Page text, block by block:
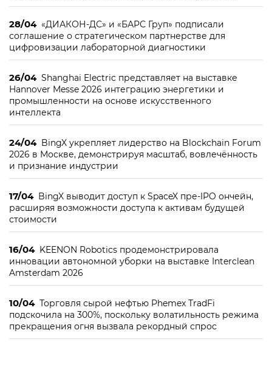
28/04 «ДИАКОН-ДС» и «БАРС Груп» подписали
соглашение о стратегическом партнерстве для
цифровизации лабораторной диагностики
26/04 Shanghai Electric представляет на выставке
Hannover Messe 2026 интеграцию энергетики и
промышленности на основе искусственного
интеллекта
24/04 BingX укрепляет лидерство на Blockchain Forum
2026 в Москве, демонстрируя масштаб, вовлечённость
и признание индустрии
17/04 BingX выводит доступ к SpaceX пре-IPO ончейн,
расширяя возможности доступа к активам будущей
стоимости
16/04 KEENON Robotics продемонстрировала
инновации автономной уборки на выставке Interclean
Amsterdam 2026
10/04 Торговля сырой нефтью Phemex TradFi
подскочила на 300%, поскольку волатильность режима
прекращения огня вызвала рекордный спрос